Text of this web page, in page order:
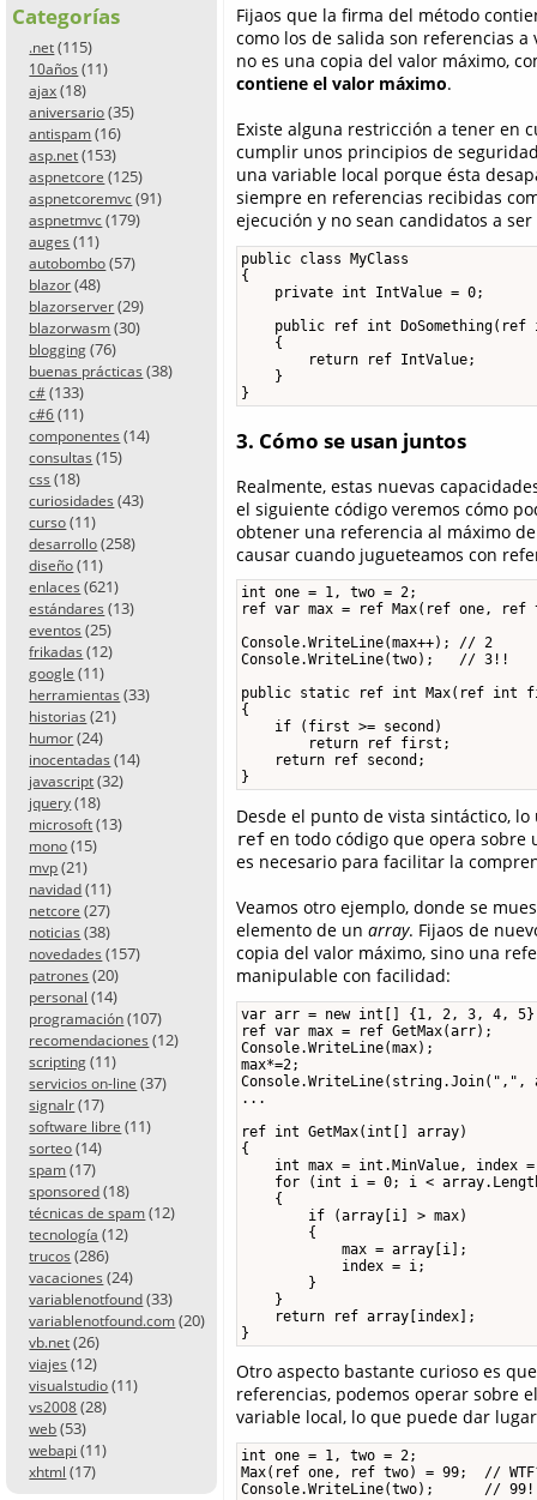
Categorías
.net (115)
10años (11)
ajax (18)
aniversario (35)
antispam (16)
asp.net (153)
aspnetcore (125)
aspnetcoremvc (91)
aspnetmvc (179)
auges (11)
autobombo (57)
blazor (48)
blazorserver (29)
blazorwasm (30)
blogging (76)
buenas prácticas (38)
c# (133)
c#6 (11)
componentes (14)
consultas (15)
css (18)
curiosidades (43)
curso (11)
desarrollo (258)
diseño (11)
enlaces (621)
estándares (13)
eventos (25)
frikadas (12)
google (11)
herramientas (33)
historias (21)
humor (24)
inocentadas (14)
javascript (32)
jquery (18)
microsoft (13)
mono (15)
mvp (21)
navidad (11)
netcore (27)
noticias (38)
novedades (157)
patrones (20)
personal (14)
programación (107)
recomendaciones (12)
scripting (11)
servicios on-line (37)
signalr (17)
software libre (11)
sorteo (14)
spam (17)
sponsored (18)
técnicas de spam (12)
tecnología (12)
trucos (286)
vacaciones (24)
variablenotfound (33)
variablenotfound.com (20)
vb.net (26)
viajes (12)
visualstudio (11)
vs2008 (28)
web (53)
webapi (11)
xhtml (17)
Fijaos que la firma del método
como los de salida son referencias
no es una copia del valor máximo,
contiene el valor máximo.
Existe alguna restricción a tener en
cumplir unos principios de
una variable local porque ésta
siempre en referencias recibidas
ejecución y no sean candidatos a
public class MyClass
{
    private int IntValue = 0;
public ref int DoSomething(ref
    {
        return ref IntValue;
    }
}
3. Cómo se usan juntos
Realmente, estas nuevas
el siguiente código veremos cómo
obtener una referencia al máximo
causar cuando jugueteamos con
int one = 1, two = 2;
ref var max = ref Max(ref one, ref
Console.WriteLine(max++); // 2
Console.WriteLine(two);   // 3!!
public static ref int Max(ref int
{
    if (first >= second)
        return ref first;
    return ref second;
}
Desde el punto de vista sintáctico,
ref en todo código que opera sobre
es necesario para facilitar la
Veamos otro ejemplo, donde se
elemento de un array. Fijaos de
copia del valor máximo, sino una
manipulable con facilidad:
var arr = new int[] {1, 2, 3, 4,
ref var max = ref GetMax(arr);
Console.WriteLine(max);
max*=2;
...
ref int GetMax(int[] array)
{
int max = int.MinValue, index
for (int i = 0; i <
    {
        if (array[i] > max)
        {
            max = array[i];
            index = i;
        }
    }
    return ref array[index];
}
Otro aspecto bastante curioso es
referencias, podemos operar sobre
variable local, lo que puede dar
int one = 1, two = 2;
Max(ref one, ref two) = 99;  //
Console.WriteLine(two);      //